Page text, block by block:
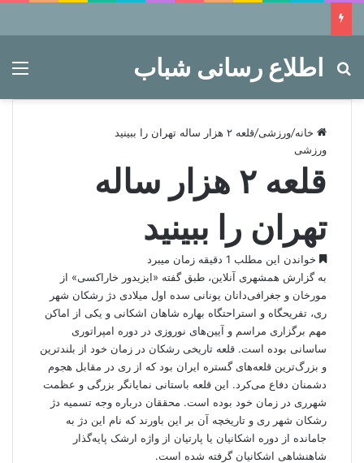
اطلاع رسانی شباب
جستجو برای
خانه/ورزشی/قلعه ۲ هزار ساله تهران را ببینید
ورزشی
قلعه ۲ هزار ساله
تهران را ببینید
خواندن این مطلب 1 دقیقه زمان میبرد
به گزارش همشهری آنلاین، طبق گفته «ایزیدور خاراکسی» از
مورخان و جغرافی‌دانان یونانی سده اول میلادی دژ رشکان شهر
ری، تفریحگاه و استراحتگاه بهاره شاهان اشکانی و یکی از اماکن
مهم برگزاری مراسم و آیین‌های نوروزی در دوره امپراتوری
ساسانی بوده است. قلعه تاریخی رشکان در زمان خود از بلندترین
و بزرگ‌ترین قلعه‌های گستره ایران بود که از ری در مقابل هجوم
دشمنان دفاع می‌کرد. این قلعه باستانی نمایانگر بزرگی و عظمت
شهرری در زمان خود بوده است. محققان درباره وجه تسمیه دژ
رشکان شهر ری و تاریخچه آن بر این باورند که نام این دژ به
جامانده از دوره اشکانیان یا پارتیان از واژه ارشک پایه‌گذار
شاهنشاهی اشکانیان گرفته شده است.